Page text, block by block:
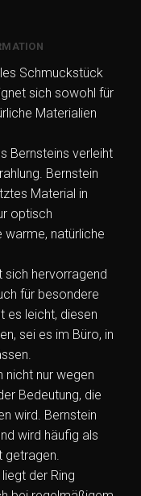
Schmuckstück
sich sowohl für
Materialien
Bernsteins verleiht
Bernstein
Material in
optisch
warme, natürliche
sich hervorragend
für besondere
es leicht, diesen
sei es im Büro, in
nicht nur wegen
Bedeutung, die
wird. Bernstein
wird häufig als
getragen.
der Ring